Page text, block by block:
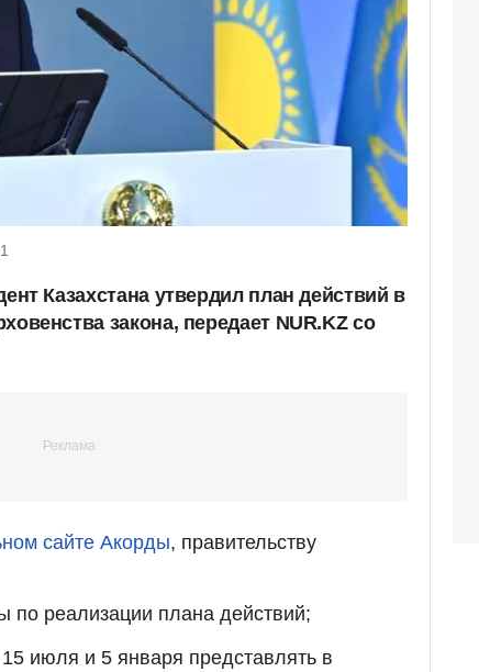
Казахстана утвердил план действий в
закона, передает NUR.KZ со
сайте Акорды, правительству
по реализации плана действий;
июля и 5 января представлять в